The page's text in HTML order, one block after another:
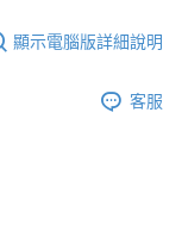
顯示電腦版詳細說明
客服